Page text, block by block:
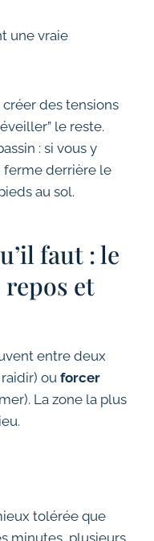
une vraie
des tensions
le reste.
: si vous y
ferme derrière le
au sol.
faut : le
et
entre deux
ouforcer
La zone la plus
tolérée que